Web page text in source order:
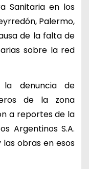
Sanitaria en los
Palermo,
de la falta de
sobre la red
denuncia de
de la zona
a reportes de la
Argentinos S.A.
obras en esos